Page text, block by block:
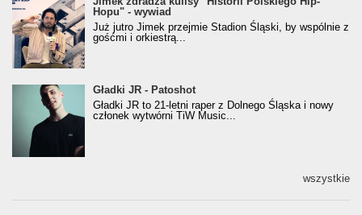
Hopu" - wywiadHopu" - wywiad
Już jutro Jimek przejmie Stadion Śląski, by wspólnie z
gośćmi i orkiestrą...
Gładki JR - Patoshot
Gładki JR - Patoshot
Gładki JR to 21-letni raper z Dolnego Śląska i nowy
członek wytwórni TiW Music...
wszystkie